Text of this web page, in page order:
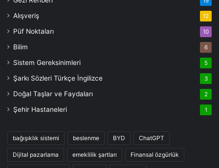
Alışveriş 12
Püf Noktaları 10
Bilim 6
Sistem Gereksinimleri 5
Şarkı Sözleri Türkçe İngilizce 3
Doğal Taşlar ve Faydaları 2
Şehir Hastaneleri 1
bağışıklık sistemi beslenme BYD ChatGPT
Dijital pazarlama emeklilik şartları Finansal özgürlük